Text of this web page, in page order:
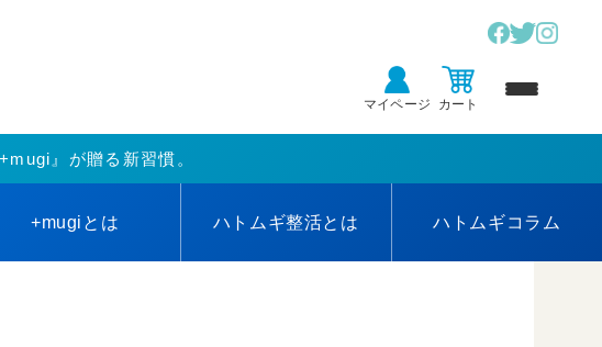
マイページ カート
』が贈る新習慣。
+mugi とは ハトムギ整活とは ハトムギコラム